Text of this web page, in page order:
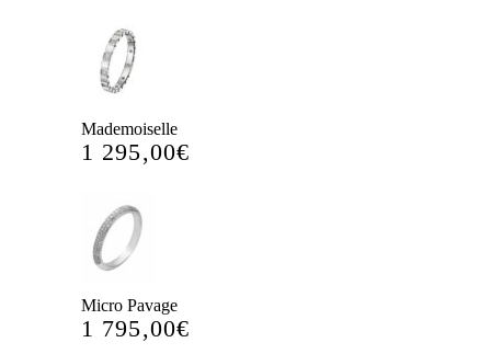
Mademoiselle
1 295,00€
Micro Pavage
1 795,00€